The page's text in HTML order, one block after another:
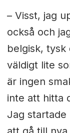
– Visst, jag
också och
belgisk,
väldigt lite
är ingen
inte att hitta
Jag